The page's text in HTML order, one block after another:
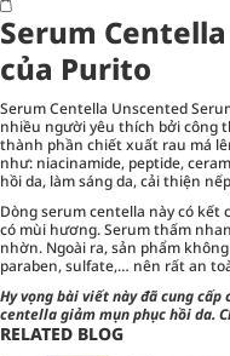
Serum
của Purito
Serum Centella Unscented
nhiều người yêu thích bởi công
thành phần chiết xuất rau má
như: niacinamide, peptide,
hồi da, làm sáng da, cải thiện
Dòng serum centella này có
có mùi hương. Serum thấm
nhờn. Ngoài ra, sản phẩm
paraben, sulfate,… nên rất an
Hy vọng bài viết này đã cung
centella giảm mụn phục hồi da.
RELATED BLOG